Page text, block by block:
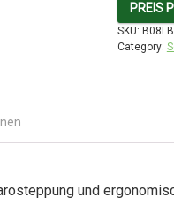
PREIS
SKU:
Category:
und